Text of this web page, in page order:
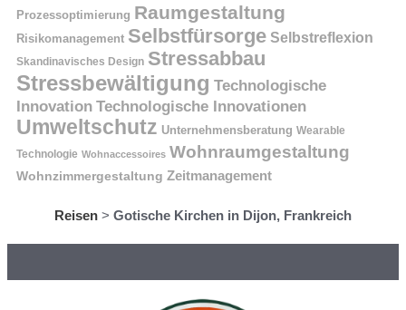
Prozessoptimierung Raumgestaltung
Risikomanagement Selbstfürsorge Selbstreflexion
Skandinavisches Design Stressabbau
Stressbewältigung Technologische
Innovation Technologische Innovationen
Umweltschutz Unternehmensberatung Wearable
Technologie Wohnaccessoires Wohnraumgestaltung
Wohnzimmergestaltung Zeitmanagement
Reisen > Gotische Kirchen in Dijon, Frankreich